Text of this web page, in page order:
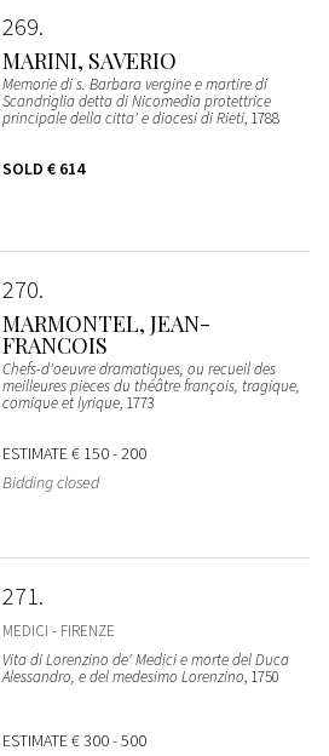
269
MARINI, SAVERIO
Memorie di s. Barbara vergine e martire di
Scandriglia detta di Nicomedia protettrice
principale della citta' e diocesi di Rieti, 1788
SOLD € 614
270
MARMONTEL, JEAN-
FRANCOIS
Chefs-d'oeuvre dramatiques, ou recueil des
meilleures pieces du théâtre françois, tragique,
comique et lyrique, 1773
ESTIMATE€ 150 - 200
Bidding closed
271
MEDICI - FIRENZE
Vita di Lorenzino de' Medici e morte del Duca
Alessandro, e del medesimo Lorenzino, 1750
ESTIMATE€ 300 - 500